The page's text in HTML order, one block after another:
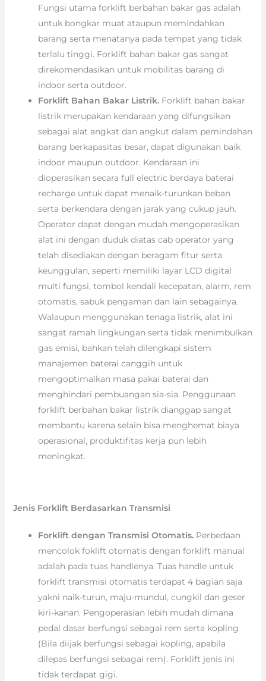
Fungsi utama forklift berbahan bakar gas adalah
untuk bongkar muat ataupun memindahkan
barang serta menatanya pada tempat yang tidak
terlalu tinggi. Forklift bahan bakar gas sangat
direkomendasikan untuk mobilitas barang di
indoor serta outdoor.
Forklift Bahan Bakar Listrik. Forklift bahan bakar
listrik merupakan kendaraan yang difungsikan
sebagai alat angkat dan angkut dalam pemindahan
barang berkapasitas besar, dapat digunakan baik
indoor maupun outdoor. Kendaraan ini
dioperasikan secara full electric berdaya baterai
recharge untuk dapat menaik-turunkan beban
serta berkendara dengan jarak yang cukup jauh.
Operator dapat dengan mudah mengoperasikan
alat ini dengan duduk diatas cab operator yang
telah disediakan dengan beragam fitur serta
keunggulan, seperti memiliki layar LCD digital
multi fungsi, tombol kendali kecepatan, alarm, rem
otomatis, sabuk pengaman dan lain sebagainya.
Walaupun menggunakan tenaga listrik, alat ini
sangat ramah lingkungan serta tidak menimbulkan
gas emisi, bahkan telah dilengkapi sistem
manajemen baterai canggih untuk
mengoptimalkan masa pakai baterai dan
menghindari pembuangan sia-sia. Penggunaan
forklift berbahan bakar listrik dianggap sangat
membantu karena selain bisa menghemat biaya
operasional, produktifitas kerja pun lebih
meningkat.
Jenis Forklift Berdasarkan Transmisi
Forklift dengan Transmisi Otomatis. Perbedaan
mencolok foklift otomatis dengan forklift manual
adalah pada tuas handlenya. Tuas handle untuk
forklift transmisi otomatis terdapat 4 bagian saja
yakni naik-turun, maju-mundul, cungkil dan geser
kiri-kanan. Pengoperasian lebih mudah dimana
pedal dasar berfungsi sebagai rem serta kopling
(Bila diijak berfungsi sebagai kopling, apabila
dilepas berfungsi sebagai rem). Forklift jenis ini
tidak terdapat gigi.